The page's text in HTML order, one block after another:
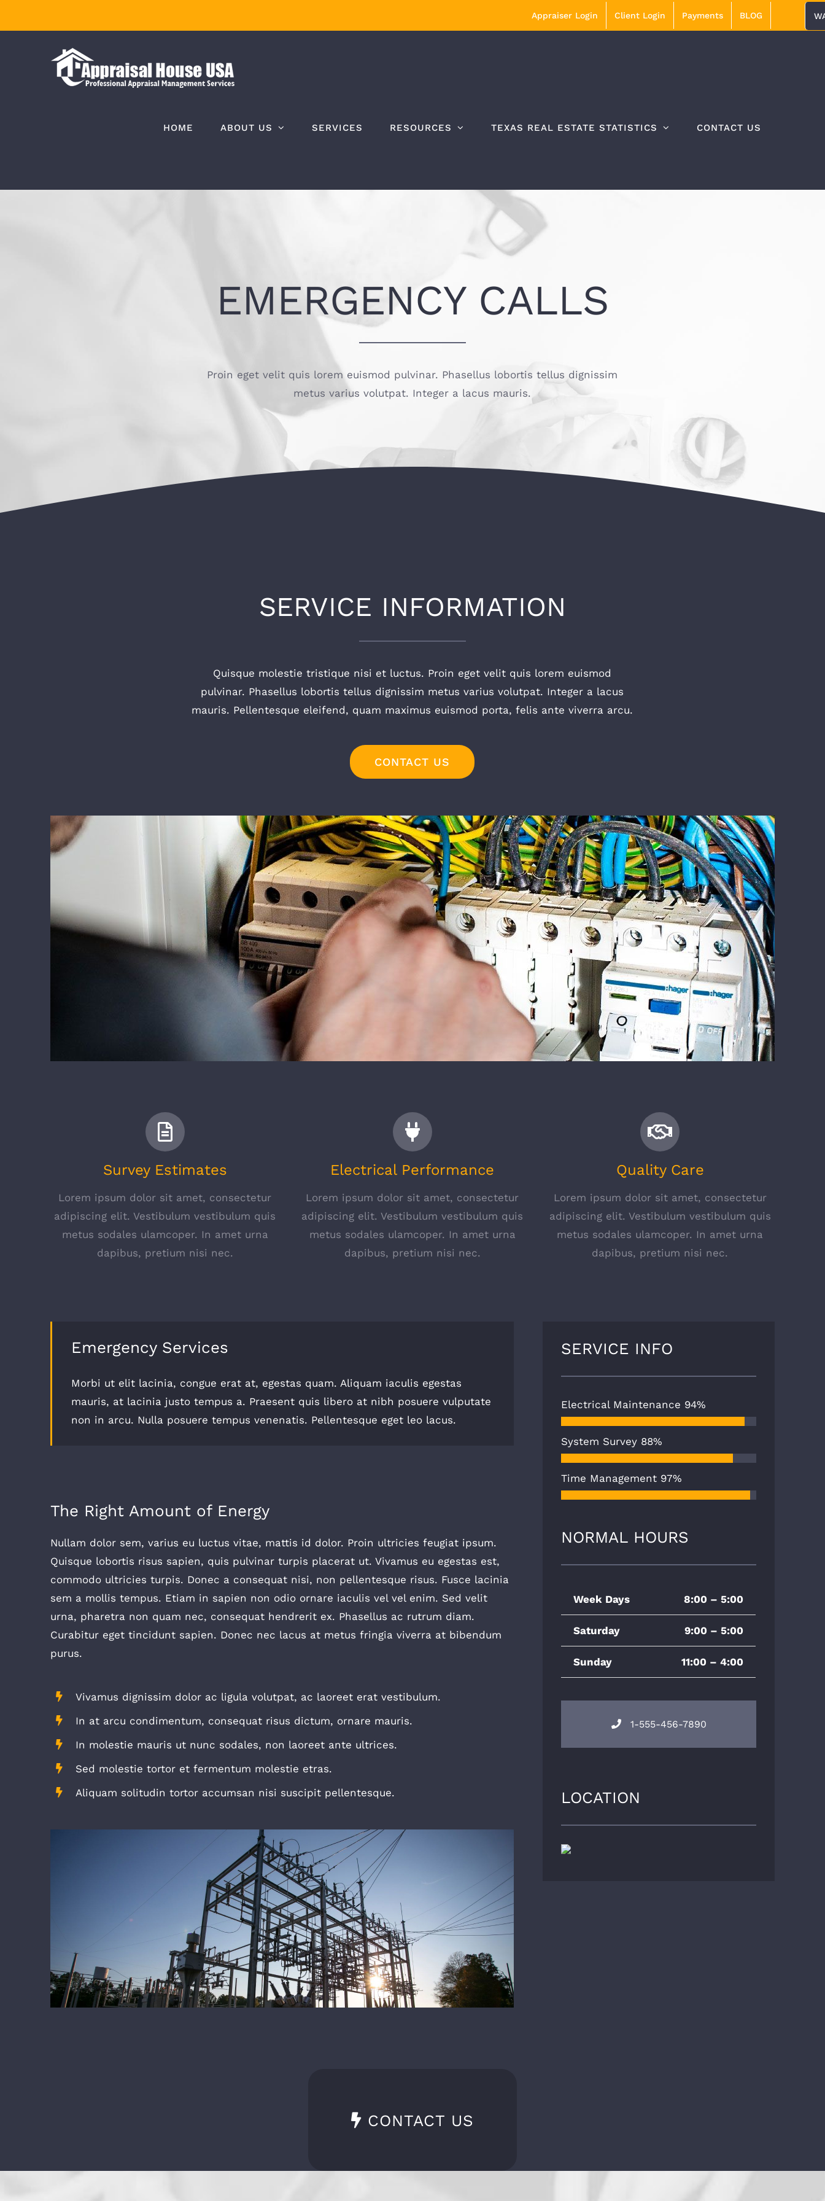
Appraiser Login Client Login Payments BLOG
HOME ABOUT US SERVICES RESOURCES TEXAS REAL ESTATE STATISTICS CONTACT US
EMERGENCY CALLS
Proin eget velit quis lorem euismod pulvinar. Phasellus lobortis tellus dignissim
metus varius volutpat. Integer a lacus mauris.
SERVICE INFORMATION
Quisque molestie tristique nisi et luctus. Proin eget velit quis lorem euismod
pulvinar. Phasellus lobortis tellus dignissim metus varius volutpat. Integer a lacus
mauris. Pellentesque eleifend, quam maximus euismod porta, felis ante viverra arcu.
CONTACT US
Survey Estimates
Lorem ipsum dolor sit amet, consectetur
adipiscing elit. Vestibulum vestibulum quis
metus sodales ulamcoper. In amet urna
dapibus, pretium nisi nec.
Electrical Performance
Lorem ipsum dolor sit amet, consectetur
adipiscing elit. Vestibulum vestibulum quis
metus sodales ulamcoper. In amet urna
dapibus, pretium nisi nec.
Quality Care
Lorem ipsum dolor sit amet, consectetur
adipiscing elit. Vestibulum vestibulum quis
metus sodales ulamcoper. In amet urna
dapibus, pretium nisi nec.
Emergency Services
Morbi ut elit lacinia, congue erat at, egestas quam. Aliquam iaculis egestas
mauris, at lacinia justo tempus a. Praesent quis libero at nibh posuere vulputate
non in arcu. Nulla posuere tempus venenatis. Pellentesque eget leo lacus.
The Right Amount of Energy
Nullam dolor sem, varius eu luctus vitae, mattis id dolor. Proin ultricies feugiat ipsum.
Quisque lobortis risus sapien, quis pulvinar turpis placerat ut. Vivamus eu egestas est,
commodo ultricies turpis. Donec a consequat nisi, non pellentesque risus. Fusce lacinia
sem a mollis tempus. Etiam in sapien non odio ornare iaculis vel vel enim. Sed velit
urna, pharetra non quam nec, consequat hendrerit ex. Phasellus ac rutrum diam.
Curabitur eget tincidunt sapien. Donec nec lacus at metus fringia viverra at bibendum
purus.
Vivamus dignissim dolor ac ligula volutpat, ac laoreet erat vestibulum.
In at arcu condimentum, consequat risus dictum, ornare mauris.
In molestie mauris ut nunc sodales, non laoreet ante ultrices.
Sed molestie tortor et fermentum molestie etras.
Aliquam solitudin tortor accumsan nisi suscipit pellentesque.
SERVICE INFO
Electrical Maintenance 94%
System Survey 88%
Time Management 97%
NORMAL HOURS
Week Days 8:00 – 5:00
Saturday 9:00 – 5:00
Sunday 11:00 – 4:00
1-555-456-7890
LOCATION
CONTACT US